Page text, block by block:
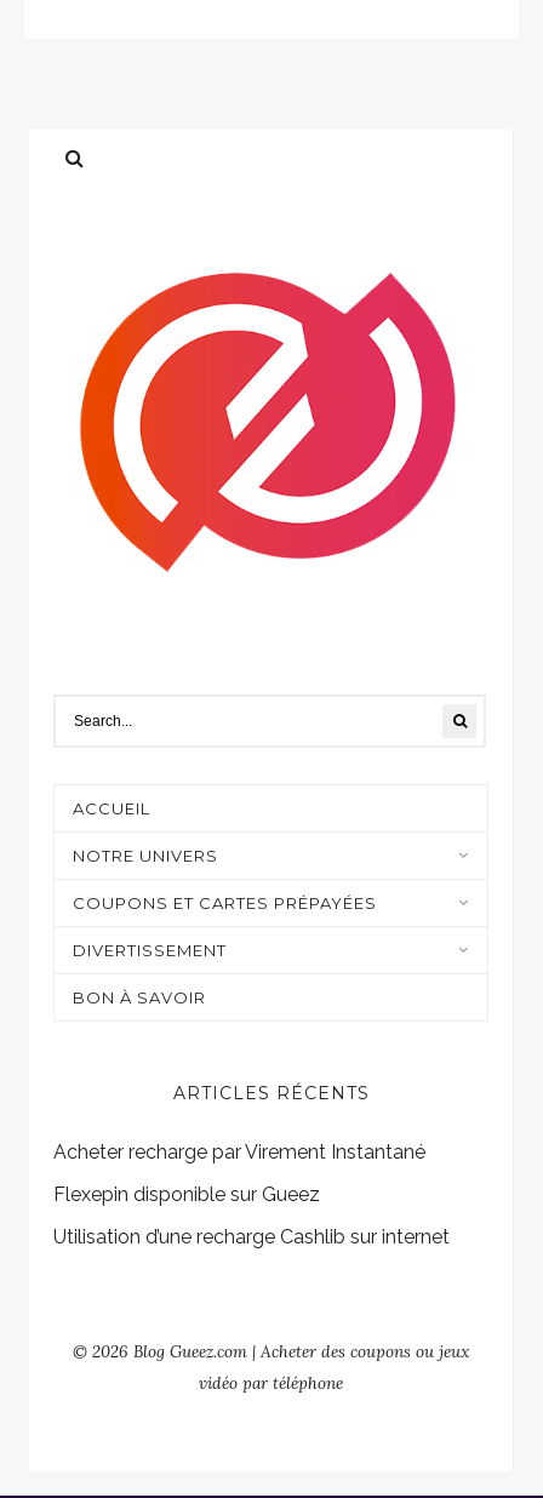
ACCUEIL
NOTRE UNIVERS
Moyens de paiement
COUPONS ET CARTES PRÉPAYÉES
Casino et jeux en ligne
DIVERTISSEMENT
Sur mon écran
BON À SAVOIR
ARTICLES RÉCENTS
Acheter recharge par Virement Instantané
Flexepin disponible sur Gueez
Utilisation d’une recharge Cashlib sur internet
© 2026 Blog Gueez.com | Acheter des coupons ou jeux
vidéo par téléphone